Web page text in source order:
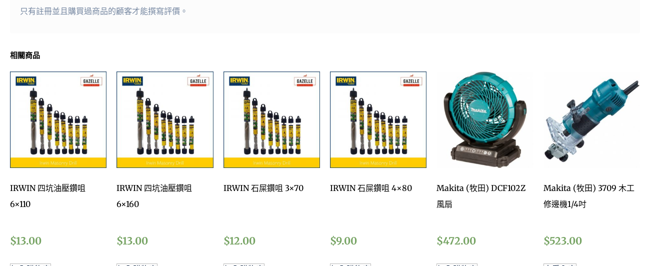
只有註冊並且購買過商品的顧客才能撰寫評價。
相關商品
IRWIN 四坑油壓鑽咀
6×110
$13.00
IRWIN 四坑油壓鑽咀
6×160
$13.00
IRWIN 石屎鑽咀 3×70
$12.00
IRWIN 石屎鑽咀 4×80
$9.00
Makita (牧田) DCF102Z
風扇
$472.00
Makita (牧田) 3709 木工
修邊機1/4吋
$523.00